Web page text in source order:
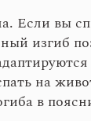
Если вы
изгиб
на
в